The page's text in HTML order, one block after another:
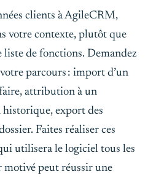
clients à AgileCRM,
votre contexte, plutôt que
liste de fonctions. Demandez
parcours : import d’un
attribution à un
historique, export des
Faites réaliser ces
utilisera le logiciel tous les
peut réussir une